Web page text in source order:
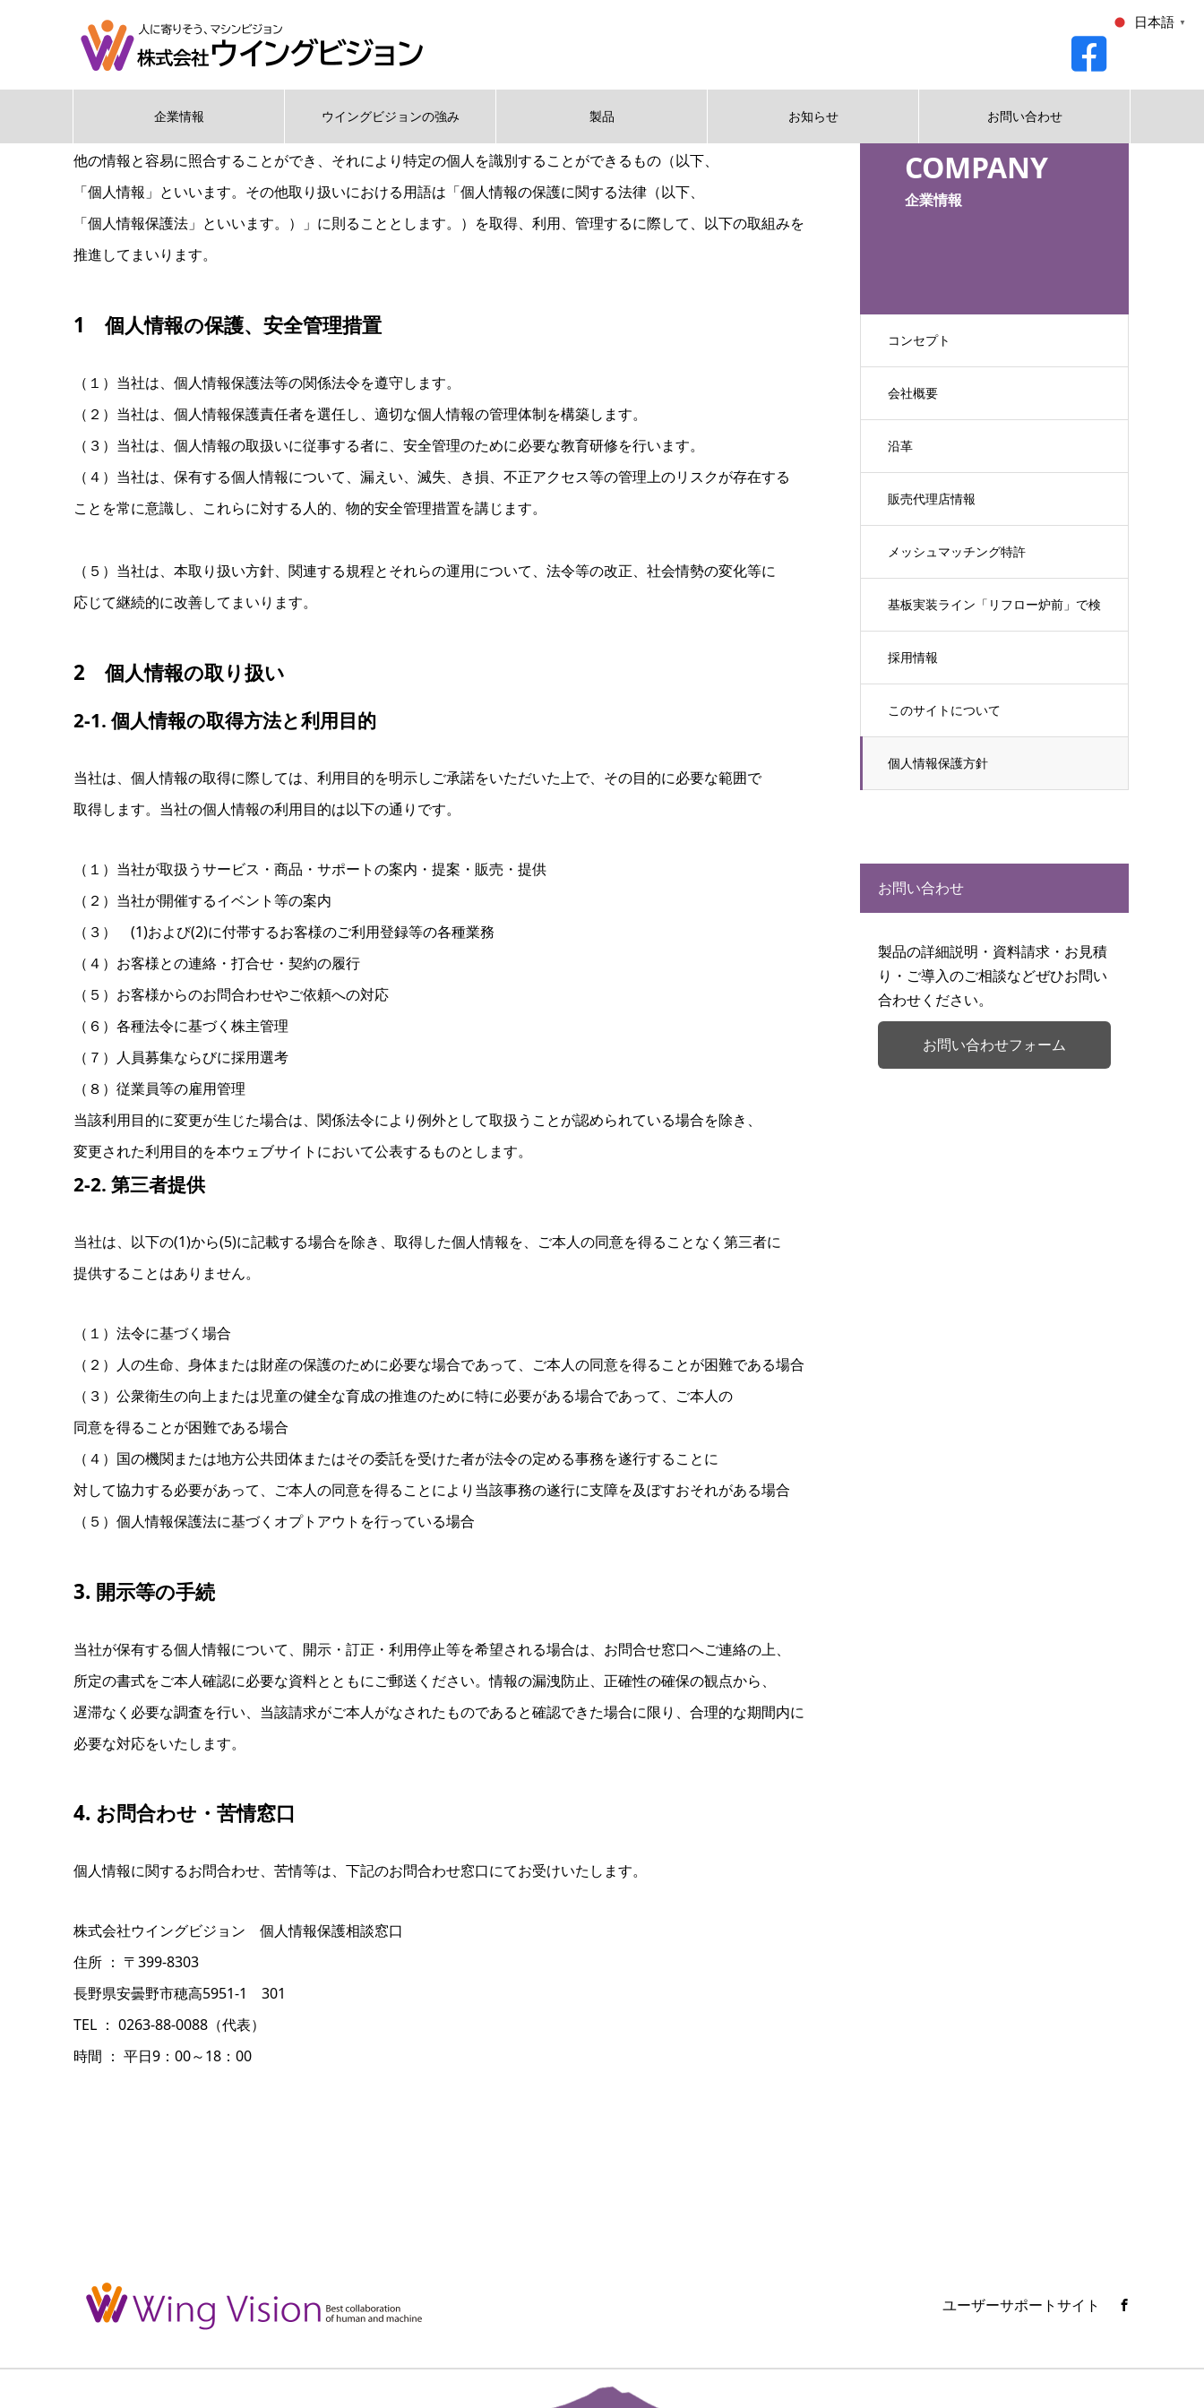
企業情報 ウイングビジョンの強み 製品 お知らせ お問い合わせ
COMPANY
企業情報
コンセプト
会社概要
沿革
販売代理店情報
メッシュマッチング特許
基板実装ライン「リフロー炉前」で検
査をする意味
採用情報
このサイトについて
個人情報保護方針
個人情報の取扱いに関して
株式会社ウイングビジョン （以後 当社） は、 個人に 関する 特定の個人を
または
他の情報と容易に照合することができ、 それにより特定の個人を識別することができるもの （以下、
「個人情報」といいます。 その他取り扱いにおける用語は 「個人情報の保護に関する法律 （以下、
「個人情報保護法」といいます。）」 に則ることとします。） を取得、 利用、 管理するに際して、 以下の取組みを
推進して まいります。
1 個人情報の保護、安全管理措置
（１）当社は、 個人情報保護法等の関係法令を遵守します。
（２）当社は、 個人情報保護責任者を選任し、適切な個人情報の管理体制を構築します。
（３）当社は、 個人情報の取扱いに従事する者に、 安全管理のために必要な教育研修を行います。
（４）当社は、 保有する個人情報について、 漏えい、滅失、 き損、 不正アクセス等の管理上のリスクが存在する
ことを常に意識し、 これらに対する人的、 物的安全管理措置を講じます。
（５）当社は、 本取り扱い方針、 関連する規程とそれらの運用について、 法令等の改正、 社会情勢の変化等に
応じて継続的に改善して まいります。
2 個人情報の取り扱い
2-1. 個人情報の取得方法と利用目的
当社は、 個人情報の取得に際しては、 利用目的を明示しご承諾をいただいた上で、 その目的に必要な範囲で
取得します。 当社の個人情報の利用目的は以下の通りです。
（１）当社が取扱うサービス・商品・サポートの案内・提案・販売・提供
（２）当社が開催するイベント等の案内
（３） (1)および(2)に付帯するお客様のご利用登録等の各種業務
（４）お客様との連絡・打合せ・契約の履行
（５）お客様からのお問合わせやご依頼への対応
（６）各種法令に基づく株主管理
（７）人員募集ならびに採用選考
（８）従業員等の雇用管理
当該利用目的に変更が生じた場合は、 関係法令により例外として取扱うことが認められている場合を除き、
変更された利用目的を本ウェブサイトにおいて公表するものと します。
2-2. 第三者提供
当社は、 以下の(1)から(5)に記載する場合を除き、 取得した個人情報を、 ご本人の同意を得ることなく 第三者に
提供することはありません。
（１）法令に基づく場合
（２）人の生命、 身体または財産の保護のために必要な場合であって、 ご本人の同意を得ることが困難である場合
（３）公衆衛生の向上または児童の健全な育成の推進のために特に必要がある場合であって、 ご本人の
同意を得ることが困難である場合
（４）国の機関または地方公共団体またはその委託を受けた者が法令の定める事務を遂行することに
対して協力する必要があって、 ご本人の同意を得ることにより 当該事務の遂行に支障を及ぼすおそれがある場合
（５）個人情報保護法に基づくオプトアウトを行っている場合
3. 開示等の手続
当社が保有する個人情報について、開示・訂正・利用停止等を希望される場合は、 お問合せ窓口へご連絡の上、
所定の書式をご本人確認に必要な資料とともにご郵送ください。情報の漏洩防止、 正確性の確保の観点から、
遅滞なく 必要な調査を行い、 当該請求がご本人がなされたものであると確認できた場合に限り、 合理的な期間内に
必要な対応をいたします。
4. お問合わせ・苦情窓口
個人情報に関するお問合わせ、苦情等は、下記のお問合わせ窓口にてお受けいたします。
株式会社ウイングビジョン 個人情報保護相談窓口
住所 ： 〒399-8303
長野県安曇野市穂高5951‐1 301
TEL ： 0263‐88‐0088（代表）
時間 ： 平日9：00～18：00
お問い合わせ
製品の詳細説明・資料請求・お見積
り・ご導入のご相談などぜひお問い
合わせください。
お問い合わせフォーム
ユーザーサポートサイト
日本語 ▼